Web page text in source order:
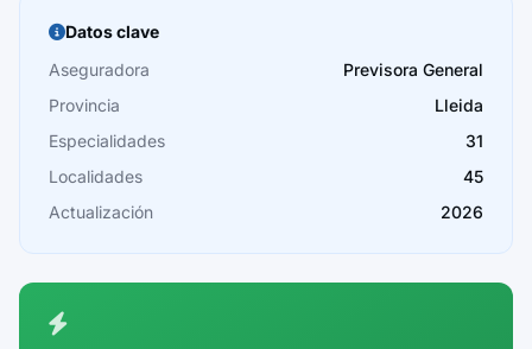
Burgos
Cáceres
Cádiz
Cantabria
Castellón
Córdoba
Datos clave
Aseguradora
Previsora General
Provincia
Lleida
Especialidades
31
Localidades
45
Actualización
2026